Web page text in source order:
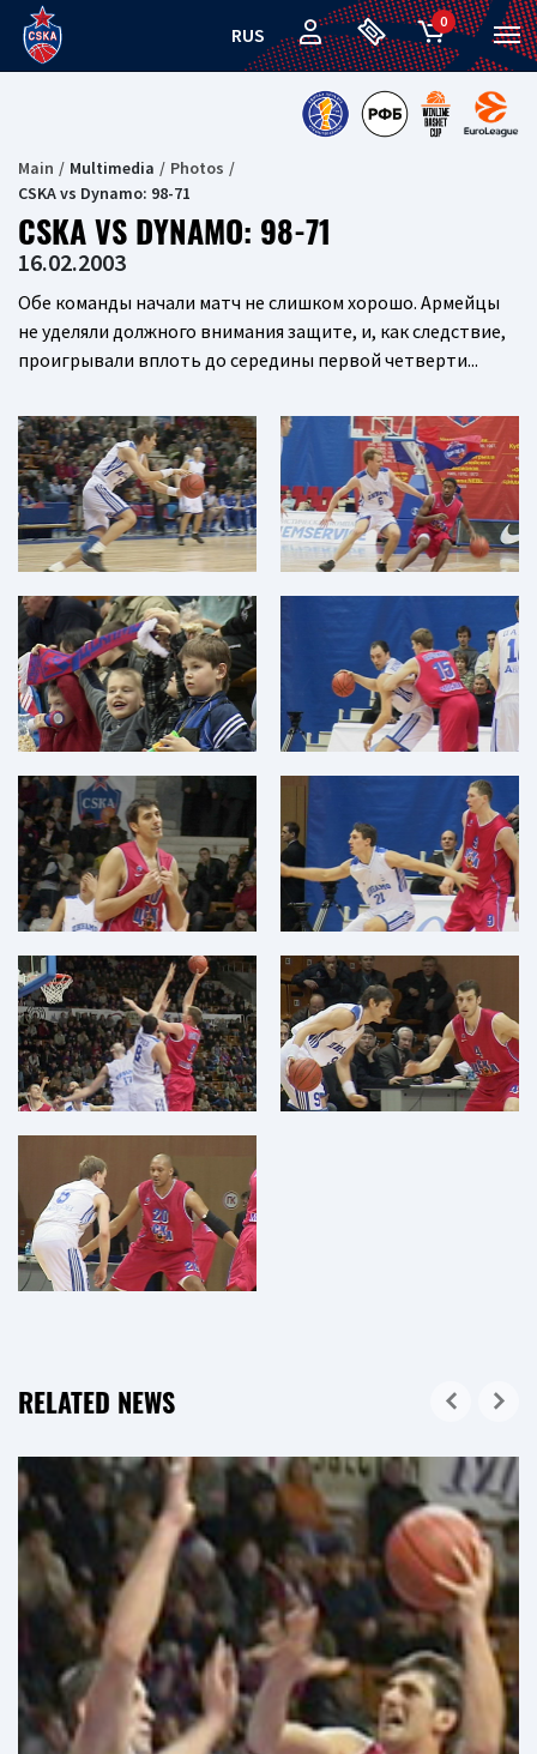
RUS
0
Main Multimedia
Photos
CSKA vs Dynamo: 98-71
CSKA VS DYNAMO: 98-71
16.02.2003
Обе команды начали матч не слишком хорошо. Армейцы
не уделяли должного внимания защите, и, как следствие,
проигрывали вплоть до середины первой четверти...
RELATED NEWS